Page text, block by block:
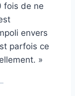
fois de ne
envers
parfois ce
»